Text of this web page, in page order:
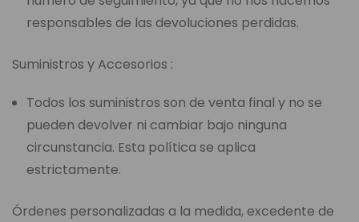
responsables de las devoluciones perdidas.
Suministros y Accesorios :
Todos los suministros son de venta final y no se
pueden devolver ni cambiar bajo ninguna
circunstancia. Esta política se aplica
estrictamente.
Órdenes personalizadas a la medida, excedente de